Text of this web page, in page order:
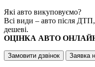
Які авто викуповуємо?
Всі види – авто після ДТП,
дешеві.
ОЦІНКА АВТО
Замовити дзвінок Заявка